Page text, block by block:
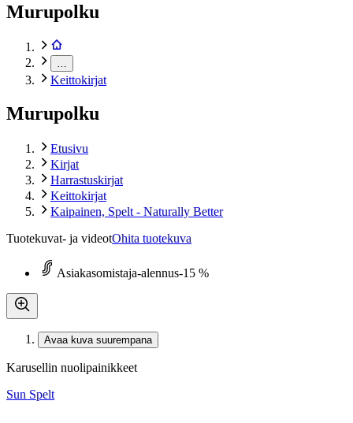
Murupolku
Keittokirjat
Murupolku
Etusivu
Kirjat
Harrastuskirjat
Keittokirjat
Kaipainen, Spelt - Naturally Better
Tuotekuvat- ja videotOhita tuotekuva
Asiakasomistaja-alennus-15 %
Avaa kuva suurempana
Karusellin nuolipainikkeet
Sun Spelt